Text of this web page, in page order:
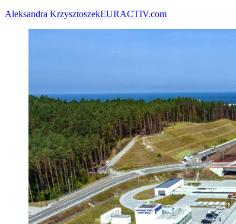
Aleksandra KrzysztoszekEURACTIV.com